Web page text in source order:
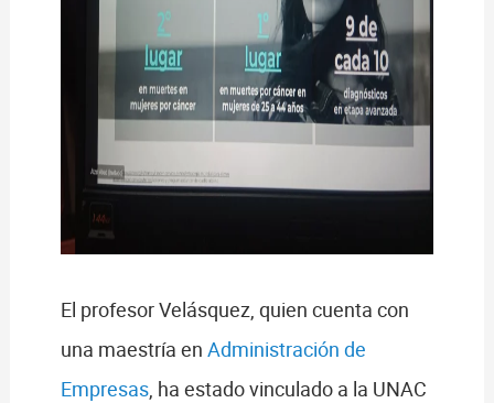
El profesor Velásquez, quien cuenta con
una maestría en Administración de
Empresas, ha estado vinculado a la UNAC